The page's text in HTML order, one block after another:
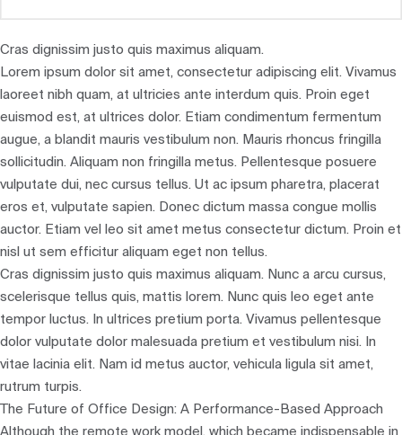
Cras dignissim justo quis maximus aliquam.
Lorem ipsum dolor sit amet, consectetur adipiscing elit. Vivamus
laoreet nibh quam, at ultricies ante interdum quis. Proin eget
euismod est, at ultrices dolor. Etiam condimentum fermentum
augue, a blandit mauris vestibulum non. Mauris rhoncus fringilla
sollicitudin. Aliquam non fringilla metus. Pellentesque posuere
vulputate dui, nec cursus tellus. Ut ac ipsum pharetra, placerat
eros et, vulputate sapien. Donec dictum massa congue mollis
auctor. Etiam vel leo sit amet metus consectetur dictum. Proin et
nisl ut sem efficitur aliquam eget non tellus.
Cras dignissim justo quis maximus aliquam. Nunc a arcu cursus,
scelerisque tellus quis, mattis lorem. Nunc quis leo eget ante
tempor luctus. In ultrices pretium porta. Vivamus pellentesque
dolor vulputate dolor malesuada pretium et vestibulum nisi. In
vitae lacinia elit. Nam id metus auctor, vehicula ligula sit amet,
rutrum turpis.
The Future of Office Design: A Performance-Based Approach
Although the remote work model, which became indispensable in